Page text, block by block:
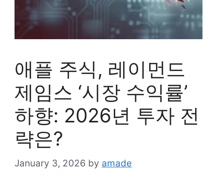
애플 주식, 레이먼드
제임스 ‘시장 수익률’
하향: 2026년 투자 전
략은?
January 3, 2026 by amade